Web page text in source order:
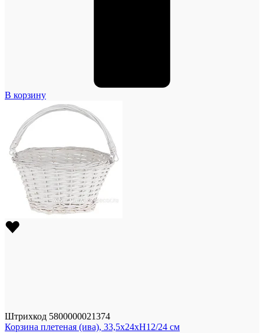
В корзину
Штрихкод 5800000021374
Корзина плетеная (ива), 33,5x24xH12/24 см